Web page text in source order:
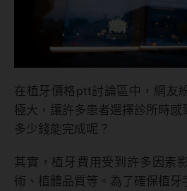
在植牙價格ptt討論區中，網友
極大，讓許多患者選擇診所時
多少錢能完成呢？
其實，植牙費用受到許多因素
術、植體品質等。為了確保植牙